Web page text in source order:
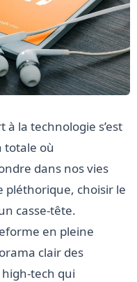
à la technologie s’est
totale où
dans nos vies
pléthorique, choisir le
casse-tête.
en pleine
clair des
tech qui